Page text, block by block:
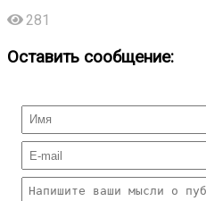
281
Оставить сообщение: